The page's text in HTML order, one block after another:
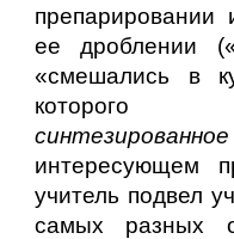
ее дроблении
«смешались в
которого
синтезированное
интересующем
учитель подвел
самых разных